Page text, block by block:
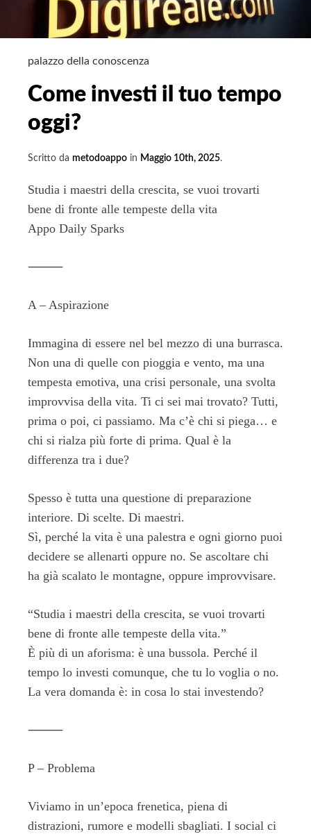
palazzo della conoscenza
Come investi il tuo tempo
oggi?
Scritto da metodoappo in Maggio 10th, 2025.
Studia i maestri della crescita, se vuoi trovarti
bene di fronte alle tempeste della vita
Appo Daily Sparks
⸻
A – Aspirazione
Immagina di essere nel bel mezzo di una burrasca.
Non una di quelle con pioggia e vento, ma una
tempesta emotiva, una crisi personale, una svolta
improvvisa della vita. Ti ci sei mai trovato? Tutti,
prima o poi, ci passiamo. Ma c’è chi si piega… e
chi si rialza più forte di prima. Qual è la
differenza tra i due?
Spesso è tutta una questione di preparazione
interiore. Di scelte. Di maestri.
Sì, perché la vita è una palestra e ogni giorno puoi
decidere se allenarti oppure no. Se ascoltare chi
ha già scalato le montagne, oppure improvvisare.
“Studia i maestri della crescita, se vuoi trovarti
bene di fronte alle tempeste della vita.”
È più di un aforisma: è una bussola. Perché il
tempo lo investi comunque, che tu lo voglia o no.
La vera domanda è: in cosa lo stai investendo?
⸻
P – Problema
Viviamo in un’epoca frenetica, piena di
distrazioni, rumore e modelli sbagliati. I social ci